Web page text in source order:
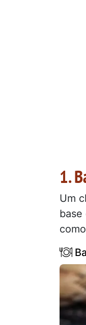
1.
Um
base